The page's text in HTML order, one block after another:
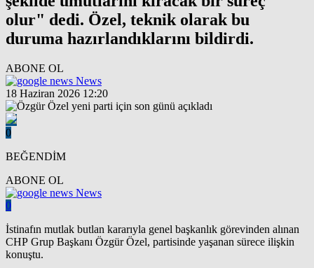
olur" dedi. Özel, teknik olarak bu
duruma hazırlandıklarını bildirdi.
ABONE OL
News
18 Haziran 2026 12:20
0
BEĞENDİM
ABONE OL
News
0
İstinafın mutlak butlan kararıyla genel başkanlık görevinden alınan
CHP Grup Başkanı Özgür Özel, partisinde yaşanan sürece ilişkin
konuştu.